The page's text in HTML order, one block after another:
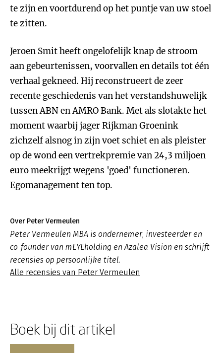
te zijn en voortdurend op het puntje van uw stoel
te zitten.
Jeroen Smit heeft ongelofelijk knap de stroom
aan gebeurtenissen, voorvallen en details tot één
verhaal gekneed. Hij reconstrueert de zeer
recente geschiedenis van het verstandshuwelijk
tussen ABN en AMRO Bank. Met als slotakte het
moment waarbij jager Rijkman Groenink
zichzelf alsnog in zijn voet schiet en als pleister
op de wond een vertrekpremie van 24,3 miljoen
euro meekrijgt wegens 'goed' functioneren.
Egomanagement ten top.
Over Peter Vermeulen
Peter Vermeulen MBA is ondernemer, investeerder en
co-founder van mEYEholding en Azalea Vision en schrijft
recensies op persoonlijke titel.
Alle recensies van Peter Vermeulen
Boek bij dit artikel